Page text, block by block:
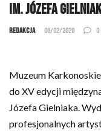
im. Józefa
Redakcja 06/02/2020 0
Muzeum
do XV edycji
Józefa Gielniaka.
profesjonalnych